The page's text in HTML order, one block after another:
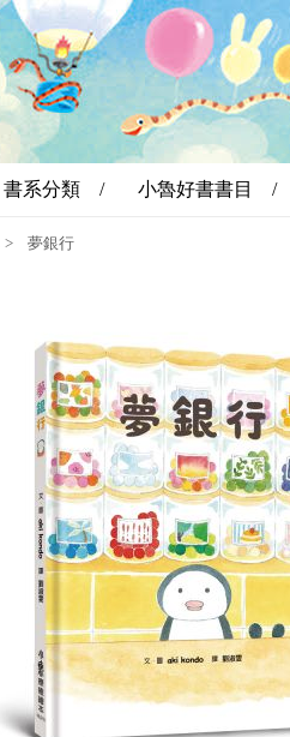
書系分類 / 小魯好書書目 /
> 夢銀行